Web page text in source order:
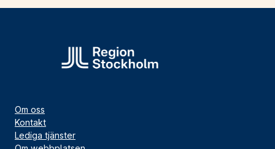
Om oss
Kontakt
Lediga tjänster